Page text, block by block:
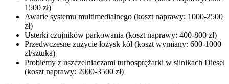
1500 zł)
Awarie systemu multimedialnego (koszt naprawy: 1000-2500
zł)
Usterki czujników parkowania (koszt naprawy: 400-800 zł)
Przedwczesne zużycie łożysk kół (koszt wymiany: 600-1000
zł/sztuka)
Problemy z uszczelniaczami turbosprężarki w silnikach Diesel
(koszt naprawy: 2000-3500 zł)